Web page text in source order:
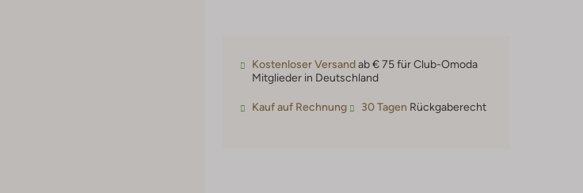
Kostenloser Versandab € 75 für Club-Omoda
Mitglieder in Deutschland
Kauf auf Rechnung 30 Tagen Rückgaberecht